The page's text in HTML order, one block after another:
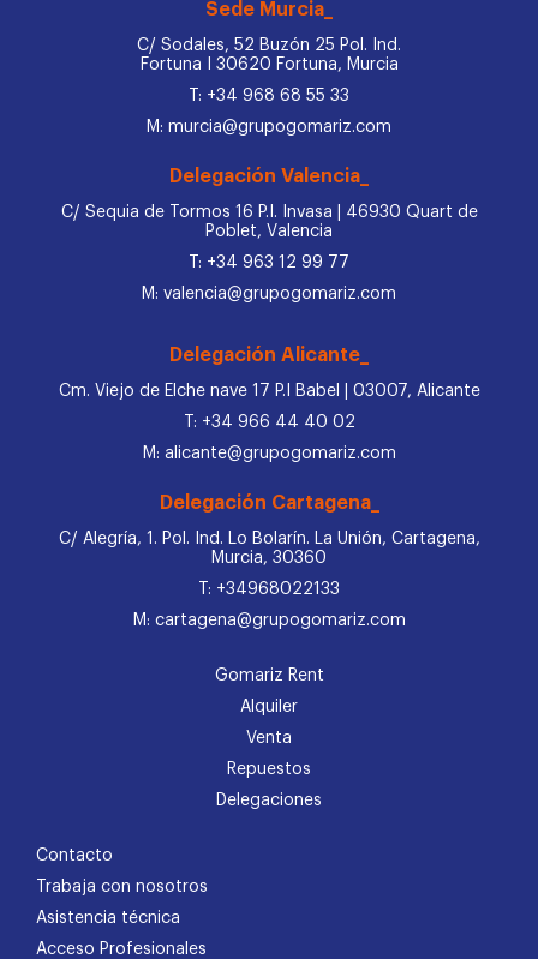
Sede Murcia_
C/ Sodales, 52 Buzón 25 Pol. Ind.
Fortuna I 30620 Fortuna, Murcia
T: +34 968 68 55 33
M: murcia@grupogomariz.com
Delegación Valencia_
C/ Sequia de Tormos 16 P.I. Invasa | 46930 Quart de
Poblet, Valencia
T: +34 963 12 99 77
M: valencia@grupogomariz.com
Delegación Alicante_
Cm. Viejo de Elche nave 17 P.I Babel | 03007, Alicante
T: +34 966 44 40 02
M: alicante@grupogomariz.com
Delegación Cartagena_
C/ Alegría, 1. Pol. Ind. Lo Bolarín. La Unión, Cartagena,
Murcia, 30360
T: +34968022133
M: cartagena@grupogomariz.com
Gomariz Rent
Alquiler
Venta
Repuestos
Delegaciones
Contacto
Trabaja con nosotros
Asistencia técnica
Acceso Profesionales